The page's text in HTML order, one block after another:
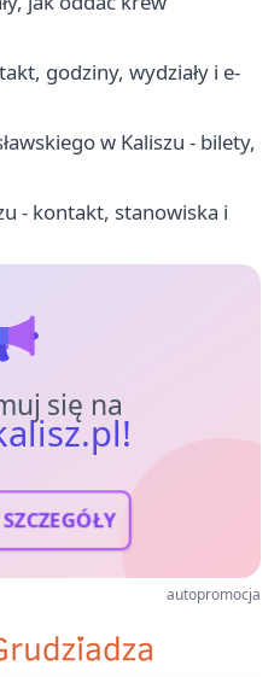
godziny, wydziały i e-
w Kaliszu - bilety,
- kontakt, stanowiska i
się na
autopromocja